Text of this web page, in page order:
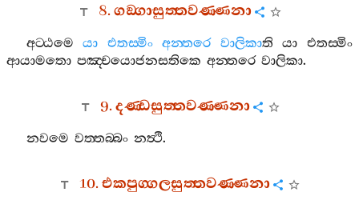
8.ගඞ‍්ගාසුත‍්තවණ‍්ණනා
අට‍්ඨමෙ යා එතස‍්මිං අන‍්තරෙ වාලිකාති යා
එතස‍්මිං
ආයාමතො පඤ‍්චයොජනසතිකෙ අන‍්තරෙ වාලිකා.
9.දණ‍්ඩසුත‍්තවණ‍්ණනා
නවමෙ වත‍්තබ‍්බං නත්‍ථි.
10.එකපුග‍්ගලසුත‍්තවණ‍්ණනා